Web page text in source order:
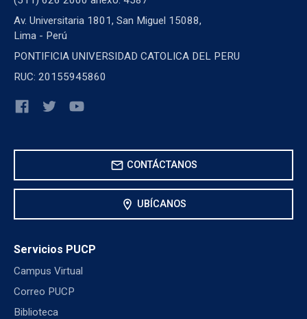
Av. Universitaria 1801, San Miguel 15088,
Lima - Perú
PONTIFICIA UNIVERSIDAD CATOLICA DEL PERU
RUC: 20155945860
mail CONTÁCTANOS
location_on UBÍCANOS
Servicios PUCP
Campus Virtual
Correo PUCP
Biblioteca